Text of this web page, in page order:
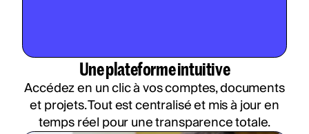
Une plateforme intuitive
Accédez en un clic à vos comptes, documents
et projets. Tout est centralisé et mis à jour en
temps réel pour une transparence totale.